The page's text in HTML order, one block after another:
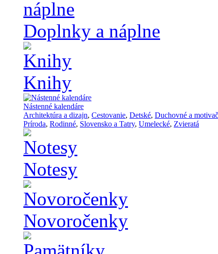
Doplnky a náplne
Knihy
Nástenné kalendáre
Architektúra a dizajn, Cestovanie, Detské, Duchovné a
Príroda, Rodinné, Slovensko a Tatry, Umelecké, Zvieratá
Notesy
Novoročenky